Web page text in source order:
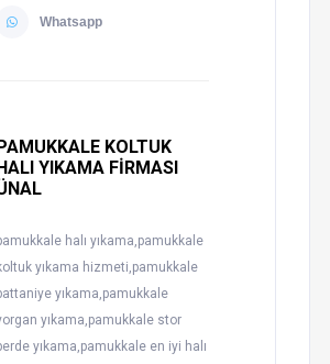
Whatsapp
KOLTUK
YIKAMA FİRMASI
halı yıkama,pamukkale
yıkama hizmeti,pamukkale
yıkama,pamukkale
yıkama,pamukkale stor
yıkama,pamukkale en iyi halı